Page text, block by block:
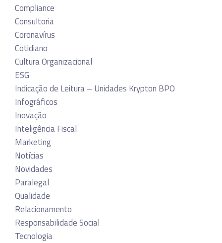
Compliance
Consultoria
Coronavírus
Cotidiano
Cultura Organizacional
ESG
Indicação de Leitura – Unidades Krypton BPO
Infográficos
Inovação
Inteligência Fiscal
Marketing
Notícias
Novidades
Paralegal
Qualidade
Relacionamento
Responsabilidade Social
Tecnologia